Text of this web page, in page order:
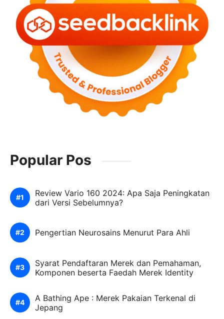
Popular Pos
Review Vario 160 2024: Apa Saja Peningkatan
dari Versi Sebelumnya?
Pengertian Neurosains Menurut Para Ahli
Syarat Pendaftaran Merek dan Pemahaman,
Komponen beserta Faedah Merek Identity
A Bathing Ape : Merek Pakaian Terkenal di
Jepang